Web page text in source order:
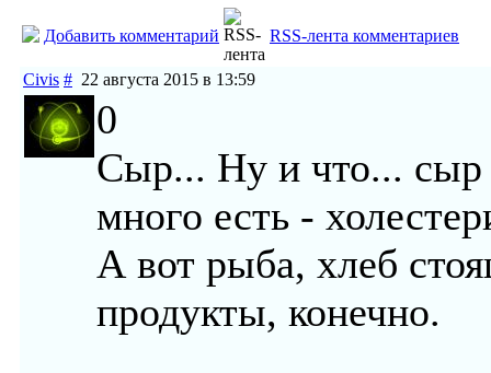
Добавить комментарий RSS-лента комментариев
Civis # 22 августа 2015 в 13:59
0
Сыр... Ну и что... сыр
много есть -
А вот рыба, хлеб
продукты, конечно.